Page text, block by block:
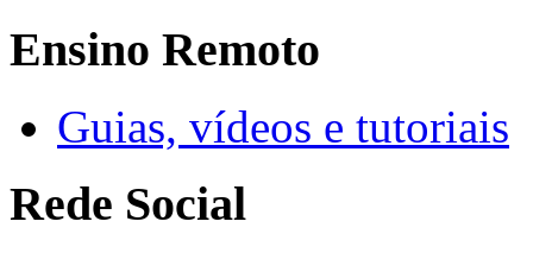
Ensino Remoto
Guias, vídeos e tutoriais
Rede Social